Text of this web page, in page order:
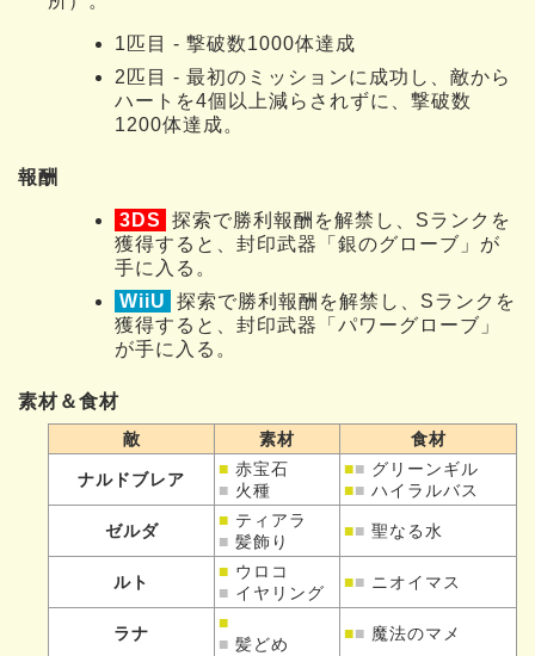
1匹目 - 撃破数1000体達成
2匹目 - 最初のミッションに成功し、敵から
ハートを4個以上減らされずに、撃破数
1200体達成。
報酬
3DS
探索で勝利報酬を解禁し、Sランクを
獲得すると、封印武器「銀のグローブ」が
手に入る。
WiiU
探索で勝利報酬を解禁し、Sランクを
獲得すると、封印武器「パワーグローブ」
が手に入る。
素材＆食材
敵 素材 食材
ナルドブレア
■ 赤宝石
■ 火種
■■ グリーンギル
■■ ハイラルバス
ゼルダ
■ ティアラ
■ 髪飾り
■■ 聖なる水
ルト
■ ウロコ
■ イヤリング
■■ ニオイマス
ラナ
■
■ 髪どめ
■■ 魔法のマメ